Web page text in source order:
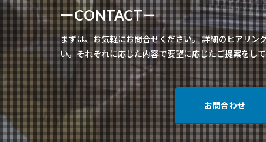
ーCONTACT－
まずは、お気軽にお問合せください。 詳細のヒアリン
い。それぞれに応じた内容で要望に応じたご提案をし
お問合わせ